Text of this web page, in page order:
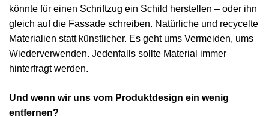
könnte für einen Schriftzug ein Schild herstellen – oder ihn
gleich auf die Fassade schreiben. Natürliche und recycelte
Materialien statt künstlicher. Es geht ums Vermeiden, ums
Wiederverwenden. Jedenfalls sollte Material immer
hinterfragt werden.
Und wenn wir uns vom Produktdesign ein wenig
entfernen?